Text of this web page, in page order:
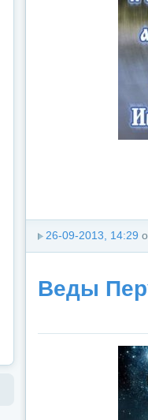
26-09-2013, 14:29
Веды